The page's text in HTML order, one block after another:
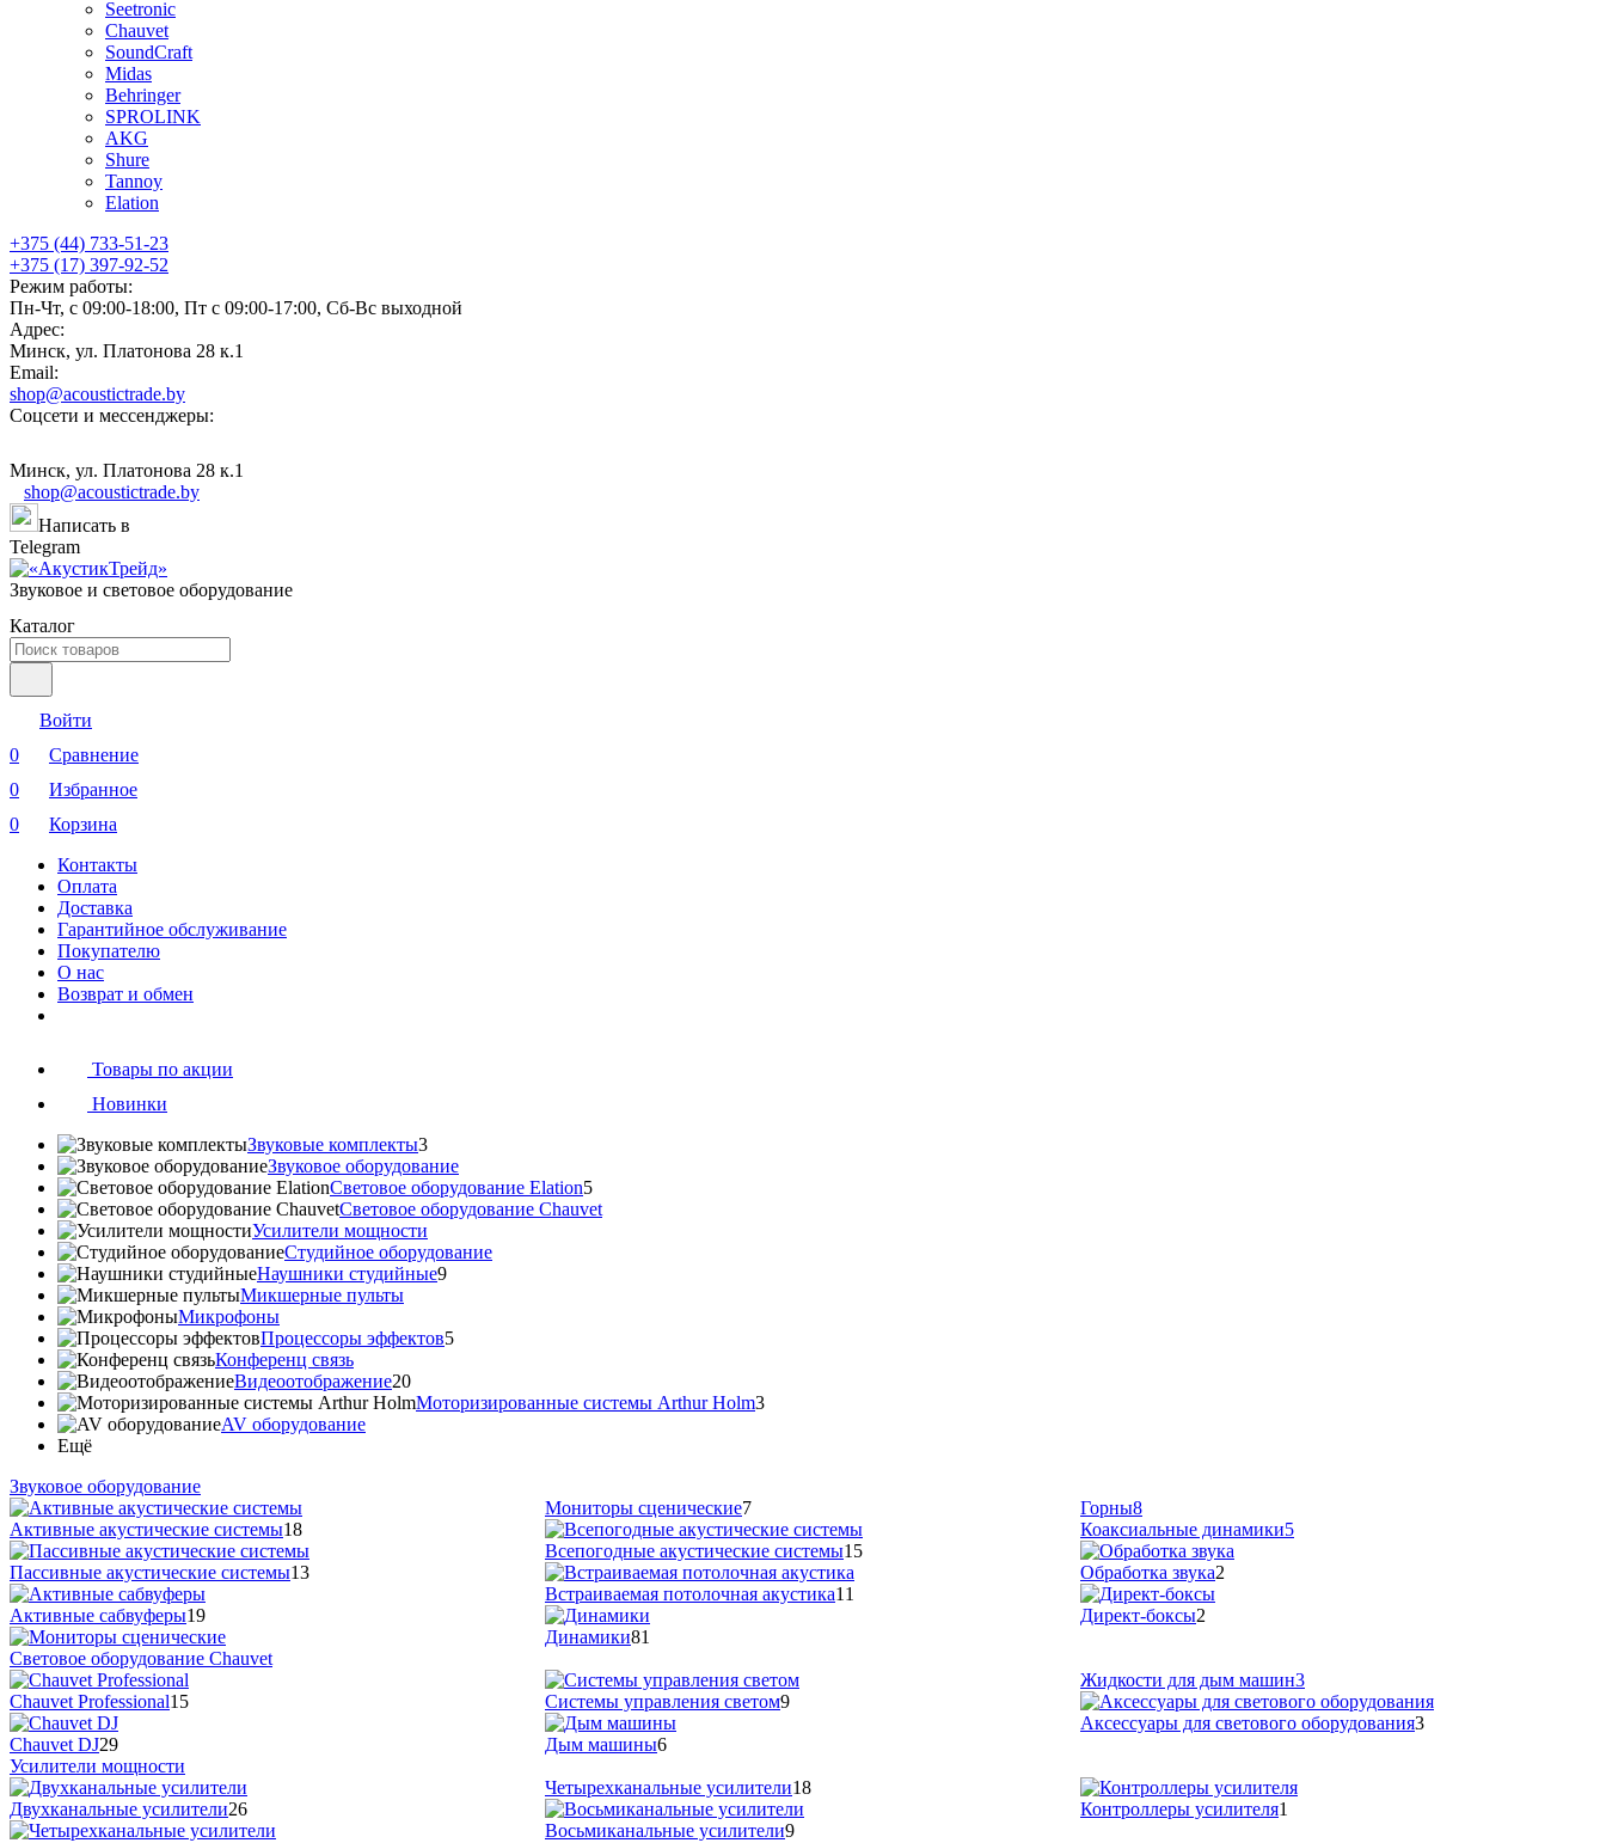
Seetronic
Chauvet
SoundCraft
Midas
Behringer
SPROLINK
AKG
Shure
Tannoy
Elation
+375 (44) 733-51-23
+375 (17) 397-92-52
Режим работы:
Пн-Чт, с 09:00-18:00, Пт с 09:00-17:00, Сб-Вс выходной
Адрес:
Минск, ул. Платонова 28 к.1
Email:
shop@acoustictrade.by
Соцсети и мессенджеры:
Минск, ул. Платонова 28 к.1
shop@acoustictrade.by
Написать в
Telegram
Звуковое и световое оборудование
Каталог
Войти
0
Сравнение
0
Избранное
0
Корзина
Контакты
Оплата
Доставка
Гарантийное обслуживание
Покупателю
О нас
Возврат и обмен
Товары по акции
Новинки
Звуковые комплекты3
Звуковое оборудование
Световое оборудование Elation5
Cветовое оборудование Chauvet
Усилители мощности
Студийное оборудование
Наушники студийные9
Микшерные пульты
Микрофоны
Процессоры эффектов5
Конференц связь
Видеоотображение20
Моторизированные системы Arthur Holm3
AV оборудование
Ещё
Звуковое оборудование
Активные акустические системы18
Пассивные акустические системы13
Активные сабвуферы19
Мониторы сценические7
Всепогодные акустические системы15
Встраиваемая потолочная акустика11
Динамики81
Горны8
Коаксиальные динамики5
Обработка звука2
Директ-боксы2
Cветовое оборудование Chauvet
Chauvet Professional15
Chauvet DJ29
Системы управления светом9
Дым машины6
Жидкости для дым машин3
Аксессуары для светового оборудования3
Усилители мощности
Двухканальные усилители26
Четырехканальные усилители18
Восьмиканальные усилители9
Контроллеры усилителя1